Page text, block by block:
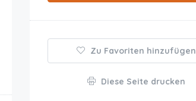
Zu Favoriten hinzufügen
Diese Seite drucken